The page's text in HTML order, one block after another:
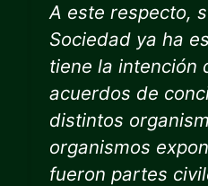
A este respecto,
Sociedad ya ha
tiene la intención
acuerdos de
distintos
organismos
fueron partes